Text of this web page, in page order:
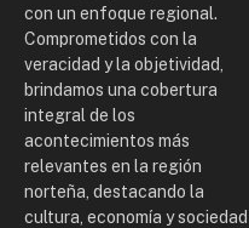
con un enfoque regional.
Comprometidos con la
veracidad y la objetividad,
brindamos una cobertura
integral de los
acontecimientos más
relevantes en la región
norteña, destacando la
cultura, economía y sociedad